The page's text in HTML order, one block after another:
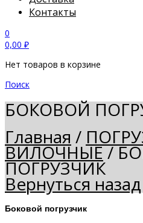
Контакты
0
0,00 ₽
Нет товаров в корзине
Поиск
БОКОВОЙ
Главная /
ВИЛОЧНЫЕ/
ПОГРУЗЧИК
Вернуться назад
Боковой погрузчик